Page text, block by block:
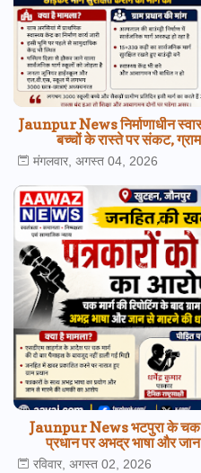
Jaunpur News निर्माणाधीन
बच्चों के रास्ते पर संकट,
मंगलवार, अगस्त 04, 2026
Jaunpur News भटपुरा के चक
प्रधान पर अभद्र भाषा और
रविवार, अगस्त 02, 2026